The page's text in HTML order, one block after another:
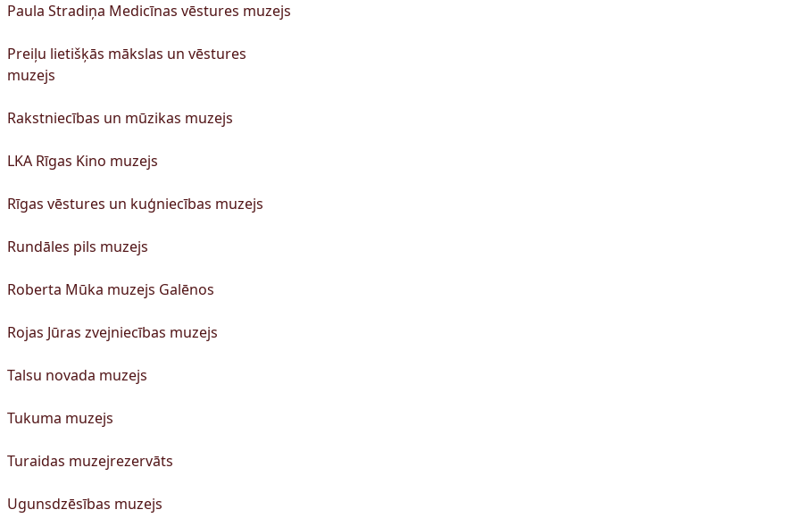
Paula Stradiņa Medicīnas vēstures muzejs
Preiļu lietišķās mākslas un vēstures
muzejs
Rakstniecības un mūzikas muzejs
LKA Rīgas Kino muzejs
Rīgas vēstures un kuģniecības muzejs
Rundāles pils muzejs
Roberta Mūka muzejs Galēnos
Rojas Jūras zvejniecības muzejs
Talsu novada muzejs
Tukuma muzejs
Turaidas muzejrezervāts
Ugunsdzēsības muzejs